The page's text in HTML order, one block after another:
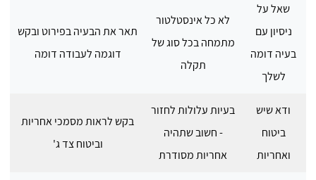
שאל על
ניסיון עם
בעיה דומה
לשלך
לא כל אינסטלטור
מתמחה בכל סוג של
תקלה
תאר את הבעיה בפירוט ובקש
דוגמה לעבודה דומה
ודא שיש
ביטוח
ואחריות
בעיות עלולות לחזור
- חשוב שתהיה
אחריות מסודרת
בקש לראות מסמכי אחריות
וביטוח צד ג'